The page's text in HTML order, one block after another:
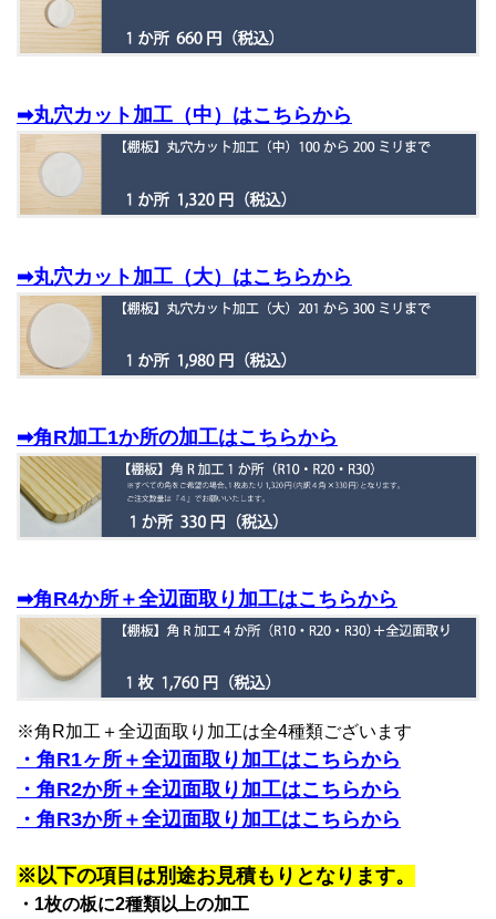
➡丸穴カット加工（中）はこちらから
➡丸穴カット加工（大）はこちらから
➡角R加工1か所の加工はこちらから
➡角R4か所＋全辺面取り加工はこちらから
※角R加工＋全辺面取り加工は全4種類ございます
・角R1ヶ所＋全辺面取り加工はこちらから
・角R2か所＋全辺面取り加工はこちらから
・角R3か所＋全辺面取り加工はこちらから
※以下の項目は別途お見積もりとなります。
・1枚の板に2種類以上の加工